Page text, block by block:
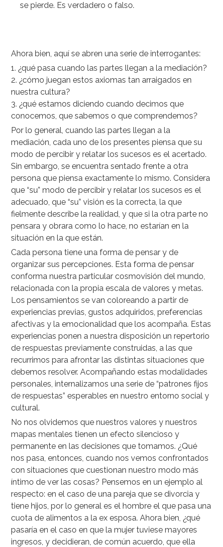
se pierde. Es verdadero o falso.
Ahora bien, aquí se abren una serie de interrogantes:
1. ¿qué pasa cuando las partes llegan a la mediación?
2. ¿cómo juegan estos axiomas tan arraigados en
nuestra cultura?
3. ¿qué estamos diciendo cuando decimos que
conocemos, que sabemos o que comprendemos?
Por lo general, cuando las partes llegan a la
mediación, cada uno de los presentes piensa que su
modo de percibir y relatar los sucesos es el acertado.
Sin embargo, se encuentra sentado frente a otra
persona que piensa exactamente lo mismo. Considera
que “su” modo de percibir y relatar los sucesos es el
adecuado, que “su” visión es la correcta, la que
fielmente describe la realidad, y que si la otra parte no
pensara y obrara como lo hace, no estarían en la
situación en la que están.
Cada persona tiene una forma de pensar y de
organizar sus percepciones. Esta forma de pensar
conforma nuestra particular cosmovisión del mundo,
relacionada con la propia escala de valores y metas.
Los pensamientos se van coloreando a partir de
experiencias previas, gustos adquiridos, preferencias
afectivas y la emocionalidad que los acompaña. Estas
experiencias ponen a nuestra disposición un repertorio
de respuestas previamente construidas, a las que
recurrimos para afrontar las distintas situaciones que
debemos resolver. Acompañando estas modalidades
personales, internalizamos una serie de “patrones fijos
de respuestas” esperables en nuestro entorno social y
cultural.
No nos olvidemos que nuestros valores y nuestros
mapas mentales tienen un efecto silencioso y
permanente en las decisiones que tomamos. ¿Qué
nos pasa, entonces, cuando nos vemos confrontados
con situaciones que cuestionan nuestro modo más
íntimo de ver las cosas? Pensemos en un ejemplo al
respecto: en el caso de una pareja que se divorcia y
tiene hijos, por lo general es el hombre el que pasa una
cuota de alimentos a la ex esposa. Ahora bien, ¿qué
pasaría en el caso en que la mujer tuviese mayores
ingresos, y decidieran, de común acuerdo, que ella